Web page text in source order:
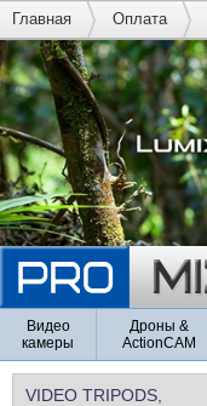
Главная Оплата
Видео
камеры
Дроны &
ActionCAM
VIDEO TRIPODS,